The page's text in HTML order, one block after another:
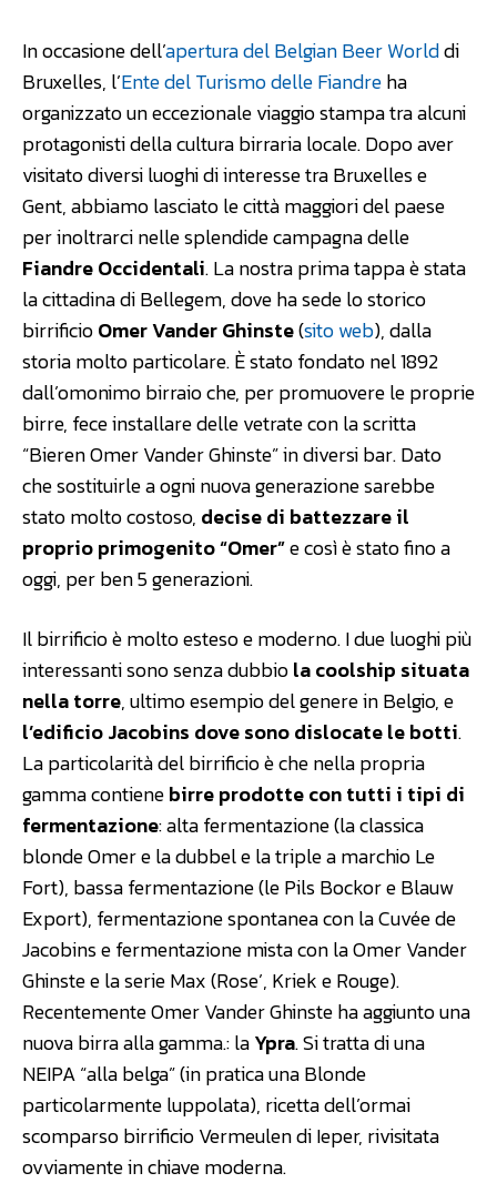
In occasione dell’apertura del Belgian Beer Worlddi
Bruxelles, l’Ente del Turismo delle Fiandreha
organizzato un eccezionale viaggio stampa tra alcuni
protagonisti della cultura birraria locale. Dopo aver
visitato diversi luoghi di interesse tra Bruxelles e
Gent, abbiamo lasciato le città maggiori del paese
per inoltrarci nelle splendide campagna delle
Fiandre Occidentali. La nostra prima tappa è stata
la cittadina di Bellegem, dove ha sede lo storico
birrificioOmer Vander Ghinste(sito web), dalla
storia molto particolare. È stato fondato nel 1892
dall’omonimo birraio che, per promuovere le proprie
birre, fece installare delle vetrate con la scritta
“Bieren Omer Vander Ghinste” in diversi bar. Dato
che sostituirle a ogni nuova generazione sarebbe
stato molto costoso, decise di battezzare il
proprio primogenito “Omer”e così è stato fino a
oggi, per ben 5 generazioni.
Il birrificio è molto esteso e moderno. I due luoghi più
interessanti sono senza dubbiola coolship situata
nella torre, ultimo esempio del genere in Belgio, e
l’edificio Jacobins dove sono dislocate le botti.
La particolarità del birrificio è che nella propria
gamma contienebirre prodotte con tutti i tipi di
fermentazione: alta fermentazione (la classica
blonde Omer e la dubbel e la triple a marchio Le
Fort), bassa fermentazione (le Pils Bockor e Blauw
Export), fermentazione spontanea con la Cuvée de
Jacobins e fermentazione mista con la Omer Vander
Ghinste e la serie Max (Rose’, Kriek e Rouge).
Recentemente Omer Vander Ghinste ha aggiunto una
nuova birra alla gamma.: laYpra. Si tratta di una
NEIPA “alla belga” (in pratica una Blonde
particolarmente luppolata), ricetta dell’ormai
scomparso birrificio Vermeulen di Ieper, rivisitata
ovviamente in chiave moderna.